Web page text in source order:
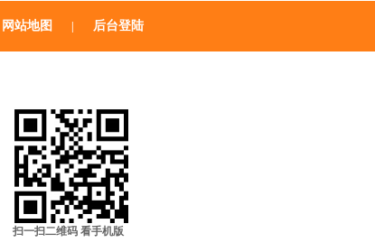
网站地图 后台登陆
扫一扫二维码 看手机版